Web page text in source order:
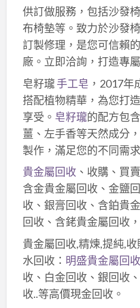
供訂做服務，包括沙發
布椅墊等。致力於沙發
訂製修理，是您可信賴
廠。立即洽詢，打造專
皂籽瓏手工皂 ，2017年
搭配植物精華，為您打
享受。 皂籽瓏的配方包
薑、左手香等天然成分
製作，滿足您的不同需求
貴金屬回收、收購、買
含金貴金屬回收、金鹽
收、銀膏回收、含鉑貴
回收、含銠貴金屬回收
貴金屬回收,精煉,提純,
水回收： 明盛貴金屬回收
收、白金回收、銀回收
收..等高價現金回收。